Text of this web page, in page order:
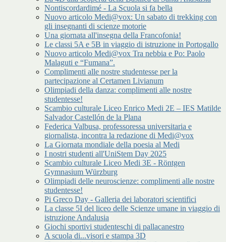
Nontiscordardimé - La Scuola si fa bella
Nuovo articolo Medi@vox: Un sabato di trekking con
gli insegnanti di scienze motorie
Una giornata all'insegna della Francofonia!
Le classi 5A e 5B in viaggio di istruzione in Portogallo
Nuovo articolo Medi@vox Tra nebbia e Po: Paolo
Malaguti e “Fumana”.
Complimenti alle nostre studentesse per la
partecipazione al Certamen Livianum
Olimpiadi della danza: complimenti alle nostre
studentesse!
Scambio culturale Liceo Enrico Medi 2E – IES Matilde
Salvador Castellón de la Plana
Federica Valbusa, professoressa universitaria e
giornalista, incontra la redazione di Medi@vox
La Giornata mondiale della poesia al Medi
I nostri studenti all'UniStem Day 2025
Scambio culturale Liceo Medi 3E - Röntgen
Gymnasium Würzburg
Olimpiadi delle neuroscienze: complimenti alle nostre
studentesse!
Pi Greco Day - Galleria dei laboratori scientifici
La classe 5I del liceo delle Scienze umane in viaggio di
istruzione Andalusia
Giochi sportivi studenteschi di pallacanestro
A scuola di...visori e stampa 3D